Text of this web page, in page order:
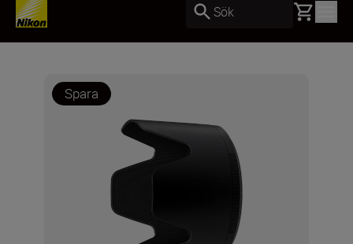
Sök Basket
Spara